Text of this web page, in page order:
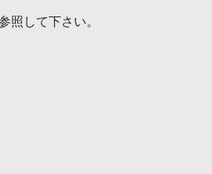
照して下さい。